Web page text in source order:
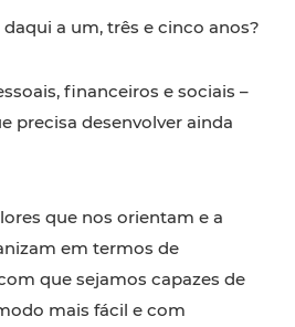
a um, três e cinco anos?
financeiros e sociais –
precisa desenvolver ainda
que nos orientam e a
em termos de
que sejamos capazes de
mais fácil e com